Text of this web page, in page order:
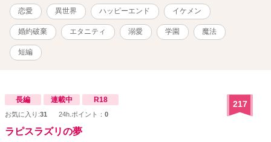
恋愛 異世界 ハッピーエンド イケメン
婚約破棄 エタニティ 溺愛 学園 魔法
短編
長編 連載中 R18
お気に入り:31 24h.ポイント： 0
217
ラピスラズリの夢